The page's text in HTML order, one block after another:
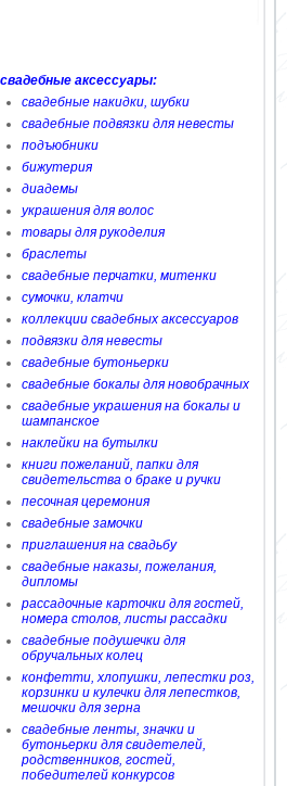
свадебные аксессуары:
свадебные накидки, шубки
свадебные подвязки для невесты
подъюбники
бижутерия
диадемы
украшения для волос
товары для рукоделия
браслеты
свадебные перчатки, митенки
сумочки, клатчи
коллекции свадебных аксессуаров
подвязки для невесты
свадебные бутоньерки
свадебные бокалы для новобрачных
свадебные украшения на бокалы и
шампанское
наклейки на бутылки
книги пожеланий, папки для
свидетельства о браке и ручки
песочная церемония
свадебные замочки
приглашения на свадьбу
свадебные наказы, пожелания,
дипломы
рассадочные карточки для гостей,
номера столов, листы рассадки
свадебные подушечки для
обручальных колец
конфетти, хлопушки, лепестки роз,
корзинки и кулечки для лепестков,
мешочки для зерна
свадебные ленты, значки и
бутоньерки для свидетелей,
родственников, гостей,
победителей конкурсов